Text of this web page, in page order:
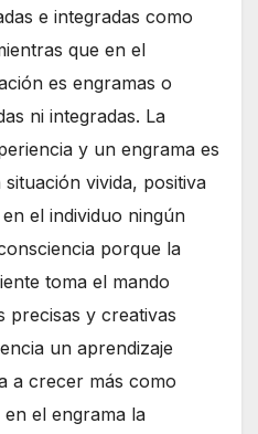
e integradas como
que en el
es engramas o
ni integradas. La
y un engrama es
vivida, positiva
el individuo ningún
porque la
toma el mando
precisas y creativas
un aprendizaje
a crecer más como
el engrama la